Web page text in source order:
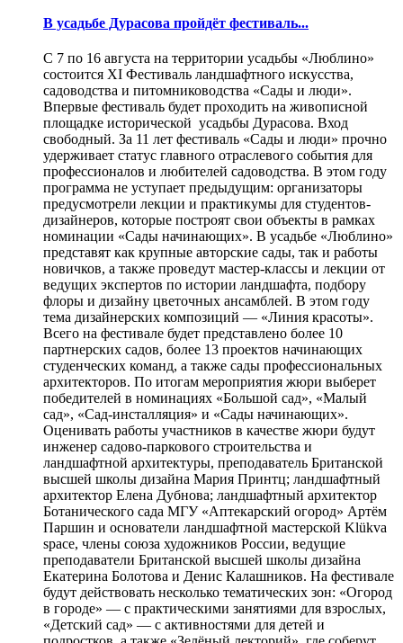
В усадьбе Дурасова пройдёт фестиваль...
С 7 по 16 августа на территории усадьбы «Люблино»
состоится XI Фестиваль ландшафтного искусства,
садоводства и питомниководства «Сады и люди».
Впервые фестиваль будет проходить на живописной
площадке исторической усадьбы Дурасова. Вход
свободный. За 11 лет фестиваль «Сады и люди» прочно
удерживает статус главного отраслевого события для
профессионалов и любителей садоводства. В этом году
программа не уступает предыдущим: организаторы
предусмотрели лекции и практикумы для студентов-
дизайнеров, которые построят свои объекты в рамках
номинации «Сады начинающих». В усадьбе «Люблино»
представят как крупные авторские сады, так и работы
новичков, а также проведут мастер-классы и лекции от
ведущих экспертов по истории ландшафта, подбору
флоры и дизайну цветочных ансамблей. В этом году
тема дизайнерских композиций — «Линия красоты».
Всего на фестивале будет представлено более 10
партнерских садов, более 13 проектов начинающих
студенческих команд, а также сады профессиональных
архитекторов. По итогам мероприятия жюри выберет
победителей в номинациях «Большой сад», «Малый
сад», «Сад-инсталляция» и «Сады начинающих».
Оценивать работы участников в качестве жюри будут
инженер садово-паркового строительства и
ландшафтной архитектуры, преподаватель Британской
высшей школы дизайна Мария Принтц; ландшафтный
архитектор Елена Дубнова; ландшафтный архитектор
Ботанического сада МГУ «Аптекарский огород» Артём
Паршин и основатели ландшафтной мастерской Klükva
space, члены союза художников России, ведущие
преподаватели Британской высшей школы дизайна
Екатерина Болотова и Денис Калашников. На фестивале
будут действовать несколько тематических зон: «Огород
в городе» — с практическими занятиями для взрослых,
«Детский сад» — с активностями для детей и